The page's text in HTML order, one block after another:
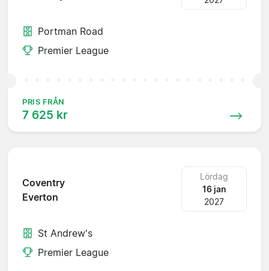
Portman Road
Premier League
PRIS FRÅN
7 625 kr
Coventry
Everton
Lördag
16 jan
2027
St Andrew's
Premier League